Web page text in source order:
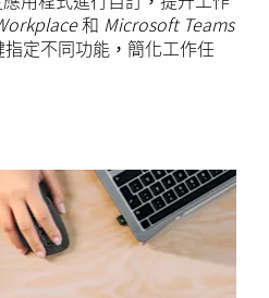
和 Microsoft Teams
定不同功能，簡化工作任